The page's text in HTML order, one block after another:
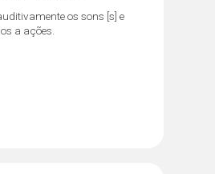
os sons [s] e
a ações.